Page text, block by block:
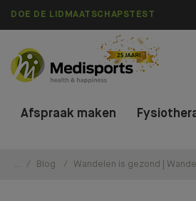
DOE DE LIDMAATSCHAPSTEST
Afspraak maken
... Blog Wandelen is gezond |